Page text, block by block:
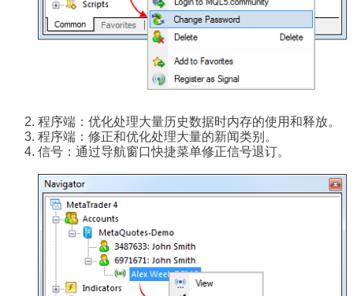
程序端：优化处理大量历史数据时内存的使用和释放。
程序端：修正和优化处理大量的新闻类别。
信号：通过导航窗口快捷菜单修正信号退订。